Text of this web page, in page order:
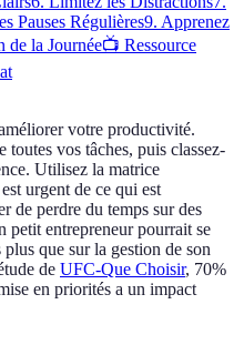
Pauses Régulières9. Apprenez
de la Journée📺 Ressource
votre productivité.
toutes vos tâches, puis classez-
Utilisez la matrice
urgent de ce qui est
de perdre du temps sur des
petit entrepreneur pourrait se
que sur la gestion de son
de UFC-Que Choisir, 70%
en priorités a un impact